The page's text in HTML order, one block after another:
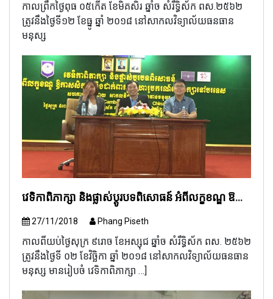
កាលព្រឹកថ្ងៃពុធ ០៥កើត ខែមិគសិរ ឆ្នាំច សំរឹទ្ធិស័ក ពស.២៥៦២
ត្រូវនឹងថ្ងៃទី១២ ខែធ្នូ ឆ្នាំ ២០១៨ នៅសាកលវិទ្យាល័យធនធាន
មនុស្ស
វេទិកាពិភាក្សា និងផ្លាស់ប្តូរបទពិសោធន៍ អំពីលក្ខខណ្ឌ ឱកាស និងការដាក់ពាក្យអាហារូបករណ៍ទៅសិក្សានៅបរទេស
27/11/2018 Phang Piseth
កាលពីយប់ថ្ងៃសុក្រ ៩រោច ខែអស្សុជ ឆ្នាំច សំរឹទ្ធិស័ក ពស. ២៥៦២
ត្រូវនឹងថ្ងៃទី ០២ ខែវិច្ឆិកា ឆ្នាំ ២០១៨ នៅសាកលវិទ្យាល័យធនធាន
មនុស្ស មានរៀបចំ វេទិកាពិភាក្សា …]